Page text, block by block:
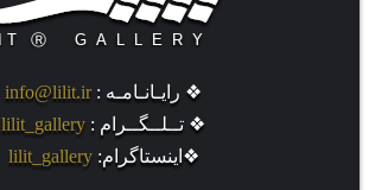
❖ رایـانـامـه : info@lilit.ir
❖ تــلــگــرام : lilit_gallery
❖اینستاگرام: lilit_gallery